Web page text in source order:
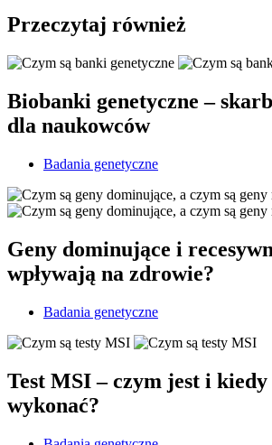
Przeczytaj również
Biobanki genetyczne –
dla naukowców
Badania genetyczne
Geny dominujące i
wpływają na zdrowie?
Badania genetyczne
Test MSI – czym jest i
wykonać?